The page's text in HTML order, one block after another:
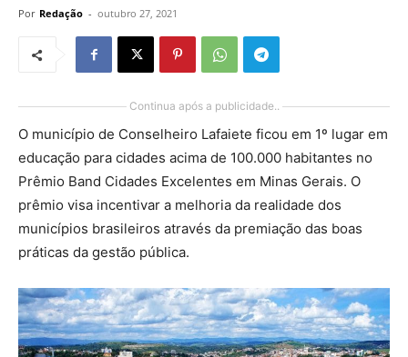
Por Redação - outubro 27, 2021
Continua após a publicidade..
O município de Conselheiro Lafaiete ficou em 1º lugar em
educação para cidades acima de 100.000 habitantes no
Prêmio Band Cidades Excelentes em Minas Gerais. O
prêmio visa incentivar a melhoria da realidade dos
municípios brasileiros através da premiação das boas
práticas da gestão pública.